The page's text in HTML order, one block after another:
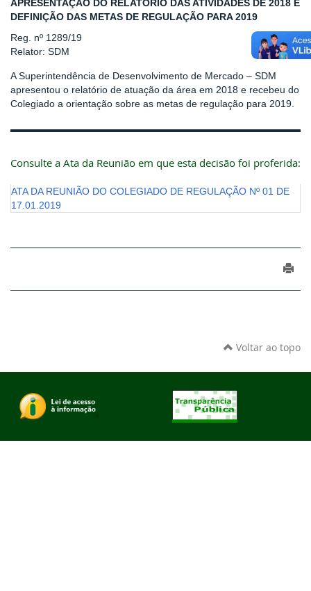
APRESENTAÇÃO DO RELATÓRIO DAS ATIVIDADES DE 2018 E
DEFINIÇÃO DAS METAS DE REGULAÇÃO PARA 2019
Reg. nº 1289/19
Relator: SDM
A Superintendência de Desenvolvimento de Mercado – SDM
apresentou o relatório de atuação da área em 2018 e recebeu do
Colegiado a orientação sobre as metas de regulação para 2019.
Consulte a Ata da Reunião em que esta decisão foi proferida:
ATA DA REUNIÃO DO COLEGIADO DE REGULAÇÃO Nº 01 DE
17.01.2019
Voltar ao topo